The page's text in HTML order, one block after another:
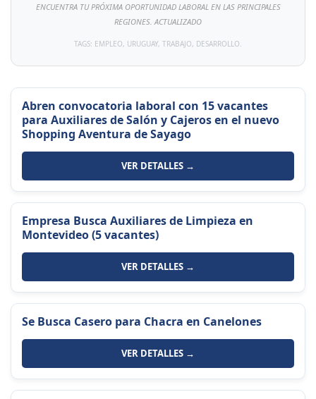
ENCUENTRA TU PRÓXIMA OPORTUNIDAD LABORAL EN LAS PRINCIPALES
REGIONES. ACTUALIZADO
TAGS: EMPLEO, URUGUAY, TRABAJO, DESARROLLO.
Abren convocatoria laboral con 15 vacantes
para Auxiliares de Salón y Cajeros en el nuevo
Shopping Aventura de Sayago
VER DETALLES →
Empresa Busca Auxiliares de Limpieza en
Montevideo (5 vacantes)
VER DETALLES →
Se Busca Casero para Chacra en Canelones
VER DETALLES →